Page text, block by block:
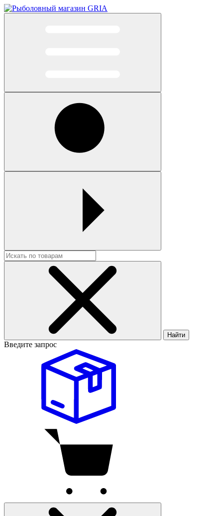
Найти
Введите запрос